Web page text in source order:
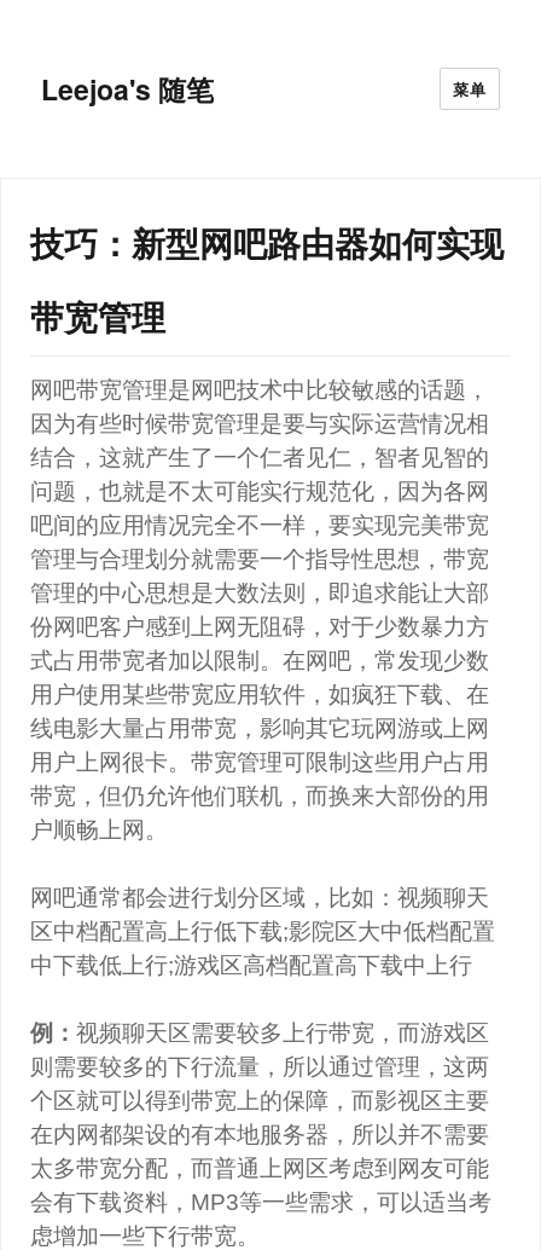
Leejoa's 随笔 菜单
技巧：新型网吧路由器如何实现
带宽管理
网吧带宽管理是网吧技术中比较敏感的话题，
因为有些时候带宽管理是要与实际运营情况相
结合，这就产生了一个仁者见仁，智者见智的
问题，也就是不太可能实行规范化，因为各网
吧间的应用情况完全不一样，要实现完美带宽
管理与合理划分就需要一个指导性思想，带宽
管理的中心思想是大数法则，即追求能让大部
份网吧客户感到上网无阻碍，对于少数暴力方
式占用带宽者加以限制。在网吧，常发现少数
用户使用某些带宽应用软件，如疯狂下载、在
线电影大量占用带宽，影响其它玩网游或上网
用户上网很卡。带宽管理可限制这些用户占用
带宽，但仍允许他们联机，而换来大部份的用
户顺畅上网。
网吧通常都会进行划分区域，比如：视频聊天
区中档配置高上行低下载;影院区大中低档配置
中下载低上行;游戏区高档配置高下载中上行
例： 视频聊天区需要较多上行带宽，而游戏区
则需要较多的下行流量，所以通过管理，这两
个区就可以得到带宽上的保障，而影视区主要
在内网都架设的有本地服务器，所以并不需要
太多带宽分配，而普通上网区考虑到网友可能
会有下载资料，MP3等一些需求，可以适当考
虑增加一些下行带宽。